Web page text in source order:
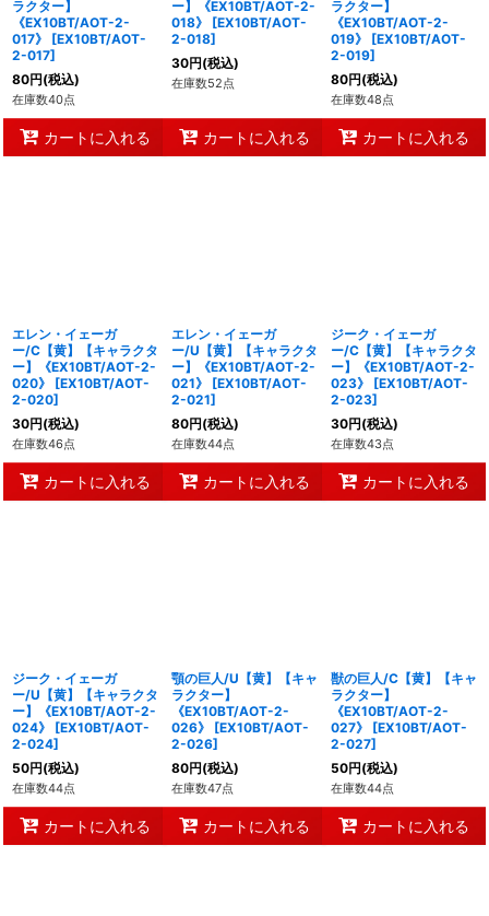
ラクター】
《EX10BT/AOT-2-
017》
[EX10BT/AOT-
2-017]
80円(税込)
在庫数40点
カートに入れる
ー】《EX10BT/AOT-2-
018》
[EX10BT/AOT-
2-018]
30円(税込)
在庫数52点
カートに入れる
ラクター】
《EX10BT/AOT-2-
019》
[EX10BT/AOT-
2-019]
80円(税込)
在庫数48点
カートに入れる
エレン・イェーガ
ー/C【黄】【キャラクタ
ー】《EX10BT/AOT-2-
020》
[EX10BT/AOT-
2-020]
30円(税込)
在庫数46点
カートに入れる
エレン・イェーガ
ー/U【黄】【キャラクタ
ー】《EX10BT/AOT-2-
021》
[EX10BT/AOT-
2-021]
80円(税込)
在庫数44点
カートに入れる
ジーク・イェーガ
ー/C【黄】【キャラクタ
ー】《EX10BT/AOT-2-
023》
[EX10BT/AOT-
2-023]
30円(税込)
在庫数43点
カートに入れる
ジーク・イェーガ
ー/U【黄】【キャラクタ
ー】《EX10BT/AOT-2-
024》
[EX10BT/AOT-
2-024]
50円(税込)
在庫数44点
カートに入れる
顎の巨人/U【黄】【キャ
ラクター】
《EX10BT/AOT-2-
026》
[EX10BT/AOT-
2-026]
80円(税込)
在庫数47点
カートに入れる
獣の巨人/C【黄】【キャ
ラクター】
《EX10BT/AOT-2-
027》
[EX10BT/AOT-
2-027]
50円(税込)
在庫数44点
カートに入れる